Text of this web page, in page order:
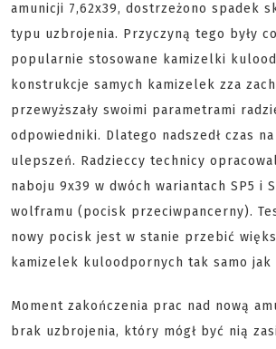
amunicji 7,62x39, dostrzeżono spadek
typu uzbrojenia. Przyczyną tego były
popularnie stosowane kamizelki
konstrukcje samych kamizelek zza
przewyższały swoimi parametrami
odpowiedniki. Dlatego nadszedł czas
ulepszeń. Radzieccy technicy
naboju 9x39 w dwóch wariantach SP5 i
wolframu (pocisk przeciwpancerny).
nowy pocisk jest w stanie przebić
kamizelek kuloodpornych tak samo jak
Moment zakończenia prac nad nową
brak uzbrojenia, który mógł być nią